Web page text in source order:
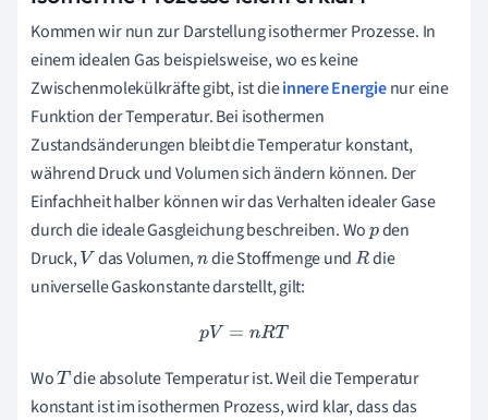
Kommen wir nun zur Darstellung isothermer Prozesse. In
einem idealen Gas beispielsweise, wo es keine
Zwischenmolekülkräfte gibt, ist dieinnere Energienur eine
Funktion der Temperatur. Bei isothermen
Zustandsänderungen bleibt die Temperatur konstant,
während Druck und Volumen sich ändern können. Der
Einfachheit halber können wir das Verhalten idealer Gase
durch die ideale Gasgleichung beschreiben. Wopden
Druck,V das Volumen,ndie Stoffmenge undR die
universelle Gaskonstante darstellt, gilt:
p V= nRT
WoT die absolute Temperatur ist. Weil die Temperatur
konstant ist im isothermen Prozess, wird klar, dass das